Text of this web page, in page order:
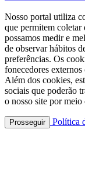
Nosso portal utiliza
que permitem coletar
possamos medir e
de observar hábitos
preferências. Os
fonecedores externos
Além dos cookies,
sociais que poderão
o nosso site por meio
Prosseguir Política